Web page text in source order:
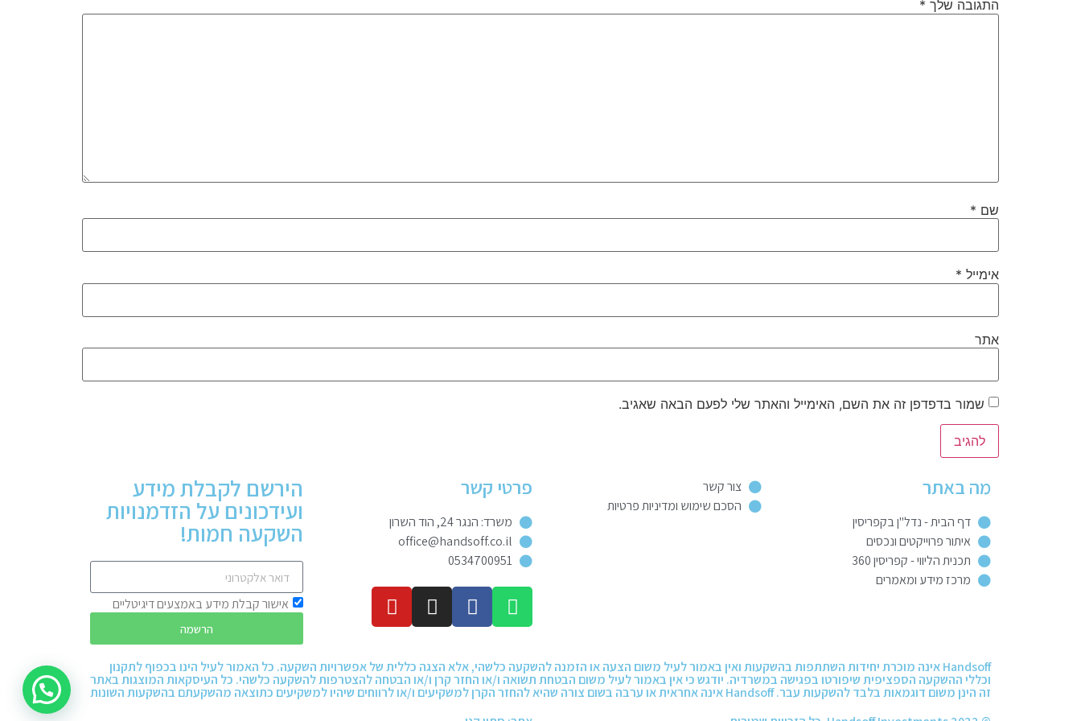
התגובה שלך *
שם *
אימייל *
אתר
שמור בדפדפן זה את השם, האימייל והאתר שלי לפעם הבאה שאגיב.
מה באתר
דף הבית - נדל"ן בקפריסין
איתור פרוייקטים ונכסים
תכנית הליווי - קפריסין 360
מרכז מידע ומאמרים
צור קשר
הסכם שימוש ומדיניות פרטיות
פרטי קשר
משרד: הנגר 24, הוד השרון
office@handsoff.co.il
0534700951
הירשם לקבלת מידע
ועידכונים על הזדמנויות
השקעה חמות!
אישור קבלת מידע באמצעים דיגיטליים
הרשמה
Handsoff אינה מוכרת יחידות השתתפות בהשקעות ואין באמור לעיל משום הצעה או הזמנה להשקעה כלשהי, אלא הצגה כללית של אפשרויות השקעה. כל האמור לעיל הינו בכפוף לתקנון
וכללי ההשקעה הספציפית שיפורטו בפגישה במשרדיה. יודגש כי אין באמור לעיל משום הבטחת תשואה ו/או החזר קרן ו/או הבטחה להצטרפות להשקעה כלשהי. כל העיסקאות המוצגות באתר
זה הינן משום דוגמאות בלבד להשקעות עבר. Handsoff אינה אחראית או ערבה בשום צורה שהיא להחזר הקרן למשקיעים ו/או לרווחים שיהיו למשקיעים כתוצאה מהשקעתם בהשקעות השונות